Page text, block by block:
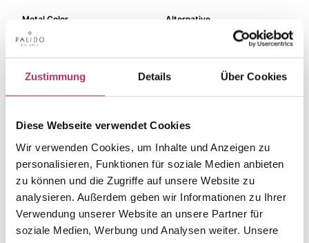
Zustimmung Details Über Cookies
Diese Webseite verwendet Cookies
Wir verwenden Cookies, um Inhalte und Anzeigen zu
personalisieren, Funktionen für soziale Medien anbieten
zu können und die Zugriffe auf unsere Website zu
analysieren. Außerdem geben wir Informationen zu Ihrer
Verwendung unserer Website an unsere Partner für
soziale Medien, Werbung und Analysen weiter. Unsere
Metal Color
red gold
Alternative
Gem Color
white
Gem Type
Gem
Length
-
The matching pieces